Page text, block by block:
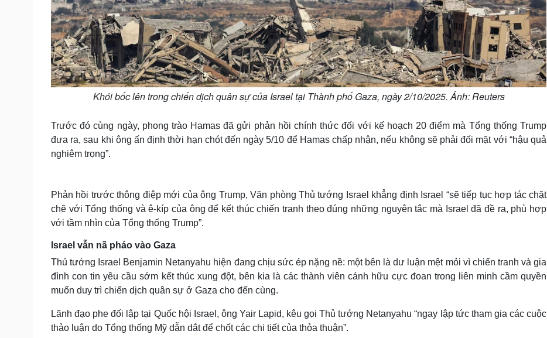
Khói bốc lên trong chiến dịch quân sự của Israel tại Thành phố Gaza, ngày 2/10/2025. Ảnh: Reuters
Trước đó cùng ngày, phong trào Hamas đã gửi phản hồi chính thức đối với kế hoạch 20 điểm mà Tổng thống Trump
đưa ra, sau khi ông ấn định thời hạn chót đến ngày 5/10 để Hamas chấp nhận, nếu không sẽ phải đối mặt với “hậu quả
nghiêm trọng”.
Phản hồi trước thông điệp mới của ông Trump, Văn phòng Thủ tướng Israel khẳng định Israel “sẽ tiếp tục hợp tác chặt
chẽ với Tổng thống và ê-kíp của ông để kết thúc chiến tranh theo đúng những nguyên tắc mà Israel đã đề ra, phù hợp
với tầm nhìn của Tổng thống Trump”.
Israel vẫn nã pháo vào Gaza
Thủ tướng Israel Benjamin Netanyahu hiện đang chịu sức ép nặng nề: một bên là dư luận mệt mỏi vì chiến tranh và gia
đình con tin yêu cầu sớm kết thúc xung đột, bên kia là các thành viên cánh hữu cực đoan trong liên minh cầm quyền
muốn duy trì chiến dịch quân sự ở Gaza cho đến cùng.
Lãnh đạo phe đối lập tại Quốc hội Israel, ông Yair Lapid, kêu gọi Thủ tướng Netanyahu “ngay lập tức tham gia các cuộc
thảo luận do Tổng thống Mỹ dẫn dắt để chốt các chi tiết của thỏa thuận”.